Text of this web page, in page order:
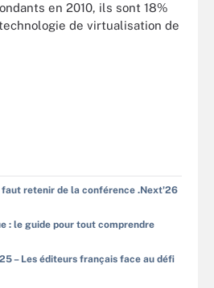
en 2010, ils sont 18%
de virtualisation de
faut retenir de la conférence .Next'26
: le guide pour tout comprendre
– Les éditeurs français face au défi